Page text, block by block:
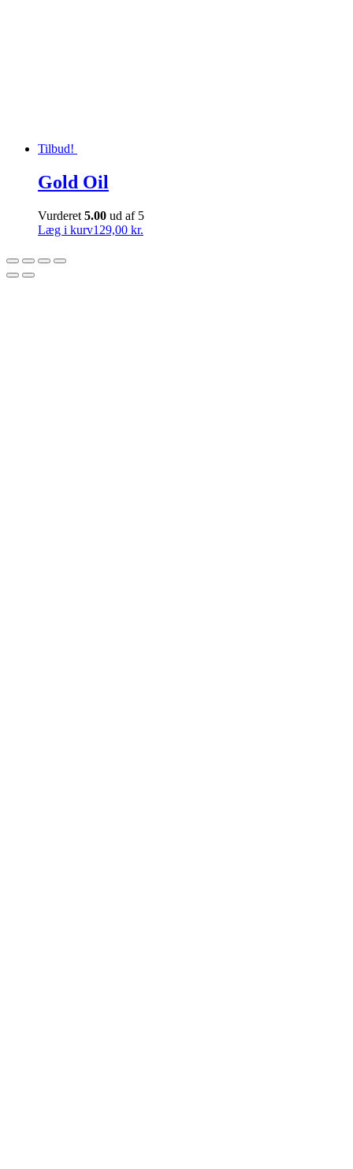
Tilbud!
Gold Oil
Vurderet 5.00 ud af 5
Læg i kurv129,00 kr.